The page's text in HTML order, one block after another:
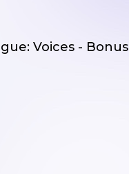
Voices - Bonus